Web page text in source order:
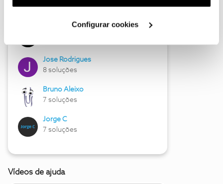
utilização dos cookies clicando em "Configurar
Configurar cookies
Hall of Fame de junho
Jose Rodrigues
8 soluções
Bruno Aleixo
7 soluções
Jorge C
7 soluções
Vídeos de ajuda